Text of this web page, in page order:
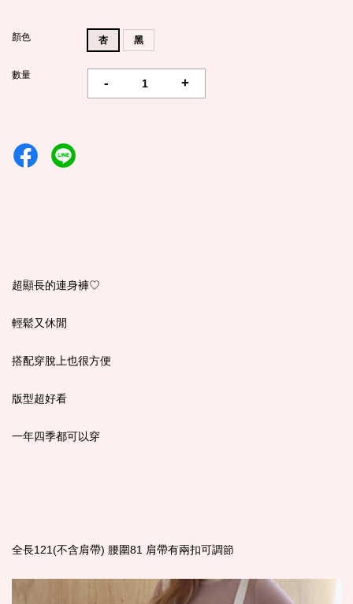
顏色 杏 黑
數量
- +
超顯長的連身褲♡
輕鬆又休閒
搭配穿脫上也很方便
版型超好看
一年四季都可以穿
全長121(不含肩帶) 腰圍81 肩帶有兩扣可調節